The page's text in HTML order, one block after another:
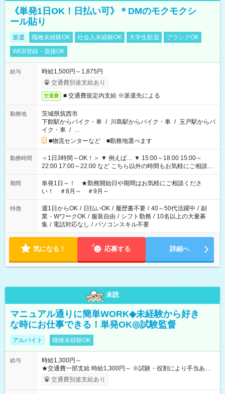
《単発1日OK！日払い可》＊DMのモクモクシ
ール貼り
派遣 職種未経験OK 社会人未経験OK 大学生歓迎
ブランクOK
WEB登録・面接OK
給与
時給1,500円～1,875円
交通費別途支給あり
交通費 ■ 交通費規定内支給 ※派遣先による
勤務地
茨城県筑西市
下館駅からバイク・車 / 川島駅からバイク・車 / 玉戸駅からバ
イク・車 / …
■物流センターなど ■勤務地選べます
勤務時間
＜1日3時間～OK！＞ ▼ 例えば… ▼ 15:00～18:00 15:00～
22:00 17:00～22:00 など こちら以外の時間もお気軽にご相談く
ださい！
期間
単発1日～！ ★勤務開始日や期間はお気軽にご相談くださ
い！ ＃8月～ ＃9月～
特徴 週1日からOK / 日払いOK / 履歴書不要 / 40～50代活躍中 / 副
業・WワークOK / 服装自由 / シフト勤務 / 10名以上の大量募
集 / 電話対応なし / パソコンスキル不要
気になる！ 応募する 詳細へ
未読
マニュアル通りに簡単WORK◆未経験から好き
な時にお仕事できる！単発OK◎試験監督
アルバイト 職種未経験OK
給与
時給1,300円～
★交通費一部支給 時給1,300円～ ※試験・役割により手当あり
※勤務回数により昇給あり 【即給（前払い）オプションあ
り！】 希望される場合、勤務から1週間ほどで給与の一部を受け
交通費別途支給あり